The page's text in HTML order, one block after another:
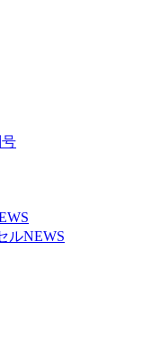
ルNEWS